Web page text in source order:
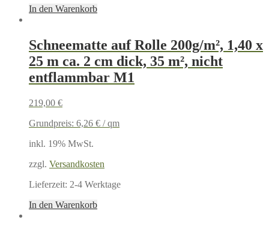
In den Warenkorb
Schneematte auf Rolle 200g/m², 1,40 x
25 m ca. 2 cm dick, 35 m², nicht
entflammbar M1
219,00 €
Grundpreis: 6,26 € /qm
inkl. 19% MwSt.
zzgl. Versandkosten
Lieferzeit: 2-4 Werktage
In den Warenkorb